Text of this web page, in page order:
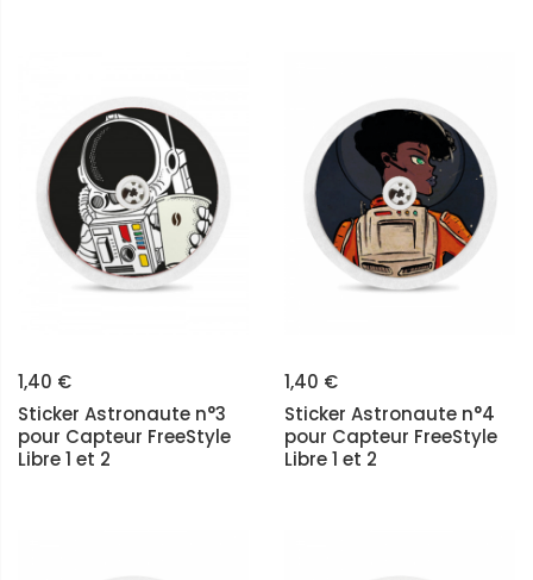
1,40 €
Sticker Astronaute n°3
pour Capteur FreeStyle
Libre 1 et 2
1,40 €
Sticker Astronaute n°4
pour Capteur FreeStyle
Libre 1 et 2